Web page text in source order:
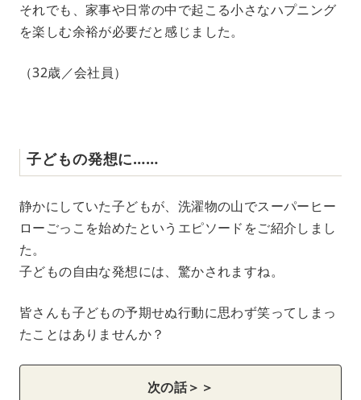
それでも、家事や日常の中で起こる小さなハプニング
を楽しむ余裕が必要だと感じました。
（32歳／会社員）
子どもの発想に……
静かにしていた子どもが、洗濯物の山でスーパーヒー
ローごっこを始めたというエピソードをご紹介しまし
た。
子どもの自由な発想には、驚かされますね。
皆さんも子どもの予期せぬ行動に思わず笑ってしまっ
たことはありませんか？
次の話＞＞